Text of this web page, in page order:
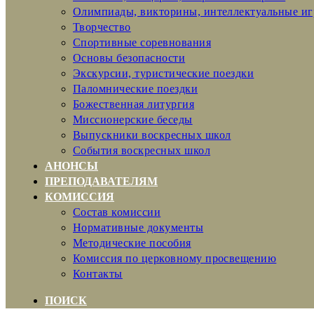
Олимпиады, викторины, интеллектуальные
Творчество
Спортивные соревнования
Основы безопасности
Экскурсии, туристические поездки
Паломнические поездки
Божественная литургия
Миссионерские беседы
Выпускники воскресных школ
События воскресных школ
АНОНСЫ
ПРЕПОДАВАТЕЛЯМ
КОМИССИЯ
Состав комиссии
Нормативные документы
Методические пособия
Комиссия по церковному просвещению
Контакты
ПОИСК